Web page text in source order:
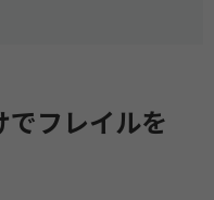
でフレイルを